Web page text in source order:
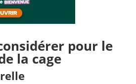
pour le
la cage